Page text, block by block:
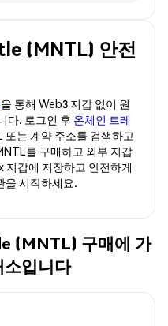
(MNTL) 안전
을 통해 Web3 지갑 없이 원
다. 로그인 후 온체인 트레
또는 계약 주소를 검색하고
를 구매하고 외부 지갑
지갑에 저장하고 안전하게
을 시작하세요.
(MNTL) 구매에 가
소입니다